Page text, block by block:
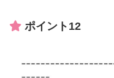
ポイント12